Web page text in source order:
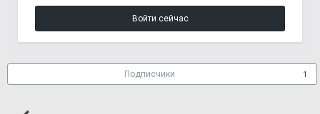
Войти сейчас
Подписчики 1